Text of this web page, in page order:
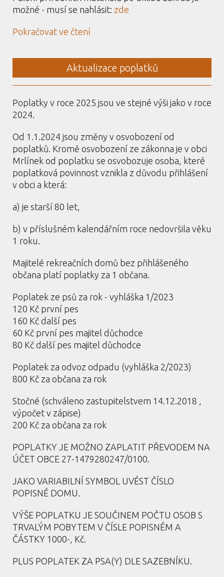
možné - musí se nahlásit: zde
Pokračovat ve čtení
Aktualizace poplatků
Poplatky v roce 2025 jsou ve stejné výši jako v roce
2024.
Od 1.1.2024 jsou změny v osvobození od
poplatků. Kromě osvobození ze zákonna je v obci
Mrlínek od poplatku se osvobozuje osoba, které
poplatková povinnost vznikla z důvodu přihlášení
v obci a která:
a) je starší 80 let,
b) v příslušném kalendářním roce nedovršila věku
1 roku.
Majitelé rekreačních domů bez přihlášeného
občana platí poplatky za 1 občana.
Poplatek ze psů za rok - vyhláška 1/2023
120 Kč první pes
160 Kč další pes
60 Kč první pes majitel důchodce
80 Kč další pes majitel důchodce
Poplatek za odvoz odpadu (vyhláška 2/2023)
800 Kč za občana za rok
Stočné (schváleno zastupitelstvem 14.12.2018 ,
výpočet v zápise)
200 Kč za občana za rok
POPLATKY JE MOŽNO ZAPLATIT PŘEVODEM NA
ÚČET OBCE 27-1479280247/0100.
JAKO VARIABILNÍ SYMBOL UVÉST ČÍSLO
POPISNÉ DOMU.
VÝŠE POPLATKU JE SOUČINEM POČTU OSOB S
TRVALÝM POBYTEM V ČÍSLE POPISNÉM A
ČÁSTKY 1000-, Kč.
PLUS POPLATEK ZA PSA(Y) DLE SAZEBNÍKU.